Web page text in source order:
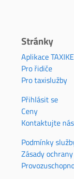
Stránky
Aplikace
Pro řidiče
Pro taxislužby
Přihlásit se
Ceny
Kontaktujte nás
Podmínky
Zásady